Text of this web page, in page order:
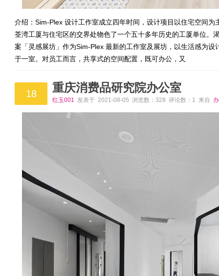
介绍：Sim-Plex 设计工作室成立四年时间，设计项目以住宅空间
荃湾工厦与住宅区的交界处物色了一个五十多年历史的工厦单位。
案「灵感展坊」作为Sim-Plex 最新的工作室及展坊，以生活感为
于一室。对员工而言，共享式的空间配置，既可办公，又
18 重庆消费品研究院办公室
红玉001 发表于 2021-08-05 浏览数：328 评论数：1 来自